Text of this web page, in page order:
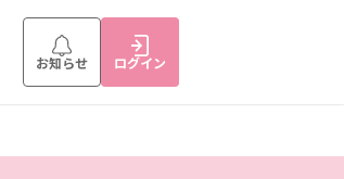
お知らせ ログイン